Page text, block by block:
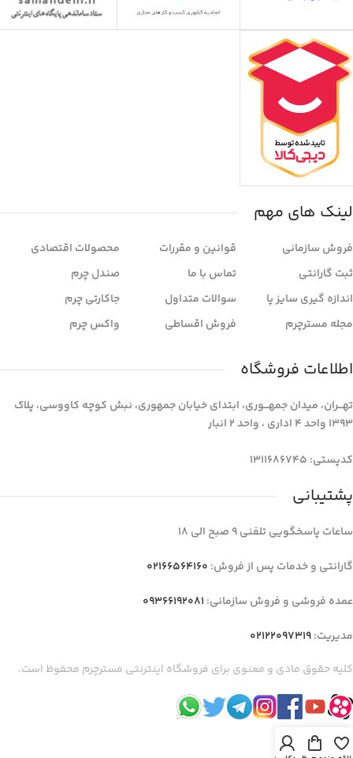
لینک های مهم
فروش سازمانی
ثبت گارانتی
اندازه گیری سایز پا
مجله مسترچرم
قوانین و مقررات
تماس با ما
سوالات متداول
فروش اقساطی
محصولات اقتصادی
صندل چرم
جاکارتی چرم
واکس چرم
اطلاعات فروشگاه
تهـــران، میدان جمهـــوری، ابتدای خیابان جمهوری، نبش کوچه کاووسی، پلاک
1393 واحد 4 اداری ، واحد 2 انبار
کدپستی: 1311686745
پشتیبانی
ساعات پاسخگویی تلفنی 9 صبح الی 18
گارانتی و خدمات پس از فروش: 02166564160
عمده فروشی و فروش سازمانی: 09366192081
مدیریت:02122097319
کلیه حقوق مادی و معنوی برای فروشگاه اینترنتی مسترچرم محفوظ است.